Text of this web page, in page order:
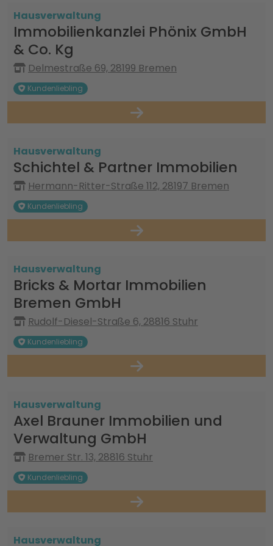
Hausverwaltung
Immobilienkanzlei Phönix GmbH
& Co. Kg
Delmestraße 69, 28199 Bremen
Kundenliebling
Hausverwaltung
Schichtel & Partner Immobilien
Hermann-Ritter-Straße 112, 28197 Bremen
Kundenliebling
Hausverwaltung
Bricks & Mortar Immobilien
Bremen GmbH
Rudolf-Diesel-Straße 6, 28816 Stuhr
Kundenliebling
Hausverwaltung
Axel Brauner Immobilien und
Verwaltung GmbH
Bremer Str. 13, 28816 Stuhr
Kundenliebling
Hausverwaltung